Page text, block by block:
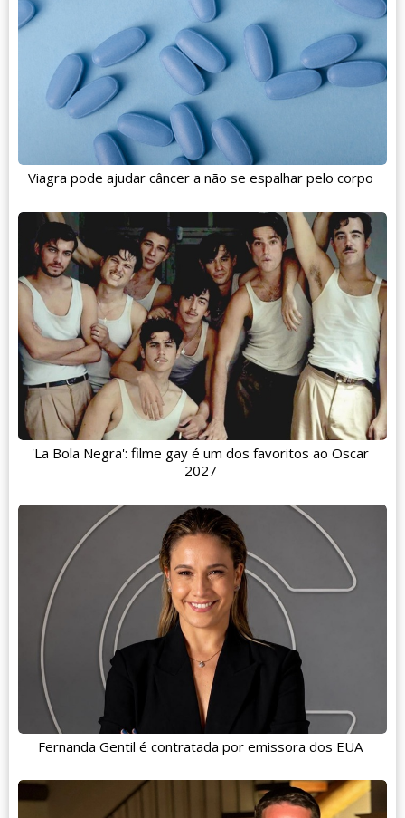
Viagra pode ajudar câncer a não se espalhar pelo corpo
'La Bola Negra': filme gay é um dos favoritos ao Oscar
2027
Fernanda Gentil é contratada por emissora dos EUA